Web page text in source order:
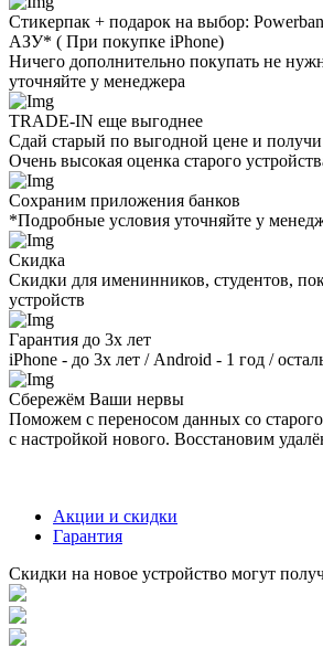
Стикерпак + подарок на выбор:
AЗУ* ( При покупке iPhone)
Ничего дополнительно покупать не
уточняйте у менеджера
TRADE-IN еще выгоднее
Сдай старый по выгодной цене и
Очень высокая оценка старого
Сохраним приложения банков
*Подробные условия уточняйте у
Скидка
Скидки для именинников, студентов,
устройств
Гарантия до 3х лет
iPhone - до 3х лет / Android - 1 год /
Сбережём Ваши нервы
Поможем с переносом данных со
с настройкой нового. Восстановим
Акции и скидки
Гарантия
Скидки на новое устройство могут